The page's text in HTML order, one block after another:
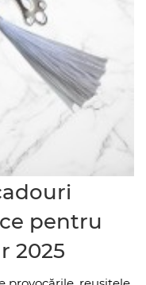
pentru
2025